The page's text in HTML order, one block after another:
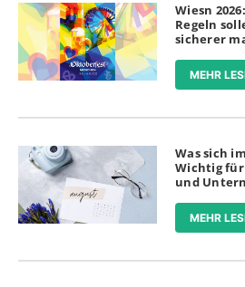
Wiesn
Regeln
sicherer
MEHR
Was sich
Wichtig für
und
MEHR